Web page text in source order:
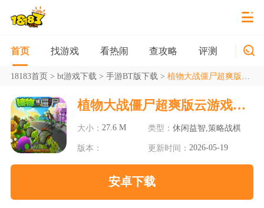
首页 找游戏 看热闹 查攻略 评测 新游
18183首页> bt游戏下载> 手游BT版下载> 植物大战僵尸超爽版云游戏手机版
植物大战僵尸超爽版云游戏手机版
大小：27.6 M 类型： 休闲益智,策略战棋
版本： 更新时间： 2026-05-19
安卓下载